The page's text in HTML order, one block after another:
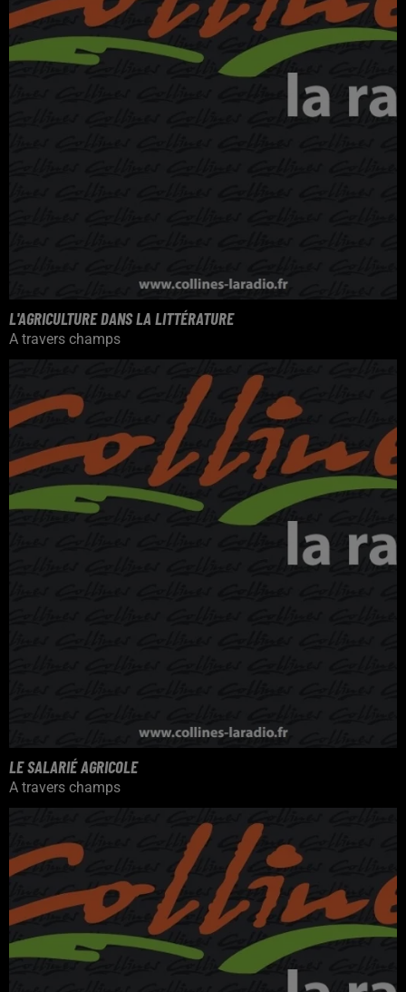
L'AGRICULTURE DANS LA LITTÉRATURE
A travers champs
LE SALARIÉ AGRICOLE
A travers champs